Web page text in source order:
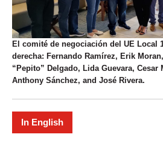
El comité de negociación del UE Local
derecha: Fernando Ramírez, Erik
“Pepito” Delgado, Lida Guevara, Cesar
Anthony Sánchez, and José Rivera.
In English